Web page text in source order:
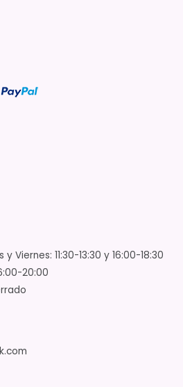
Viernes: 11:30-13:30 y 16:00-18:30
20:00